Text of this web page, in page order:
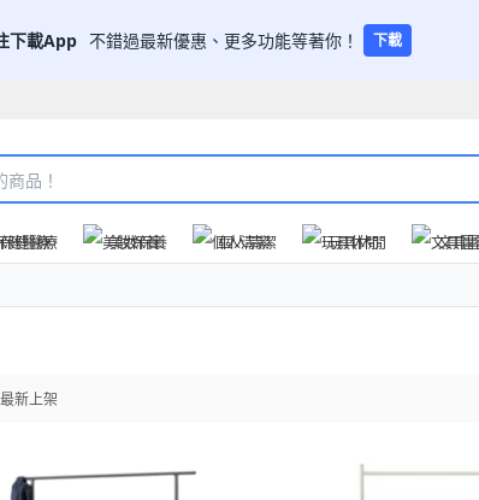
下載App 不錯過最新優惠、更多功能等著你！ 下載
保健醫療 美妝保養 個人清潔 玩具休閒 文具
最新上架